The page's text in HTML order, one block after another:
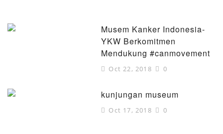
Musem Kanker Indonesia-
YKW Berkomitmen
Mendukung #canmovement
Oct 22, 2018 0
kunjungan museum
Oct 17, 2018 0